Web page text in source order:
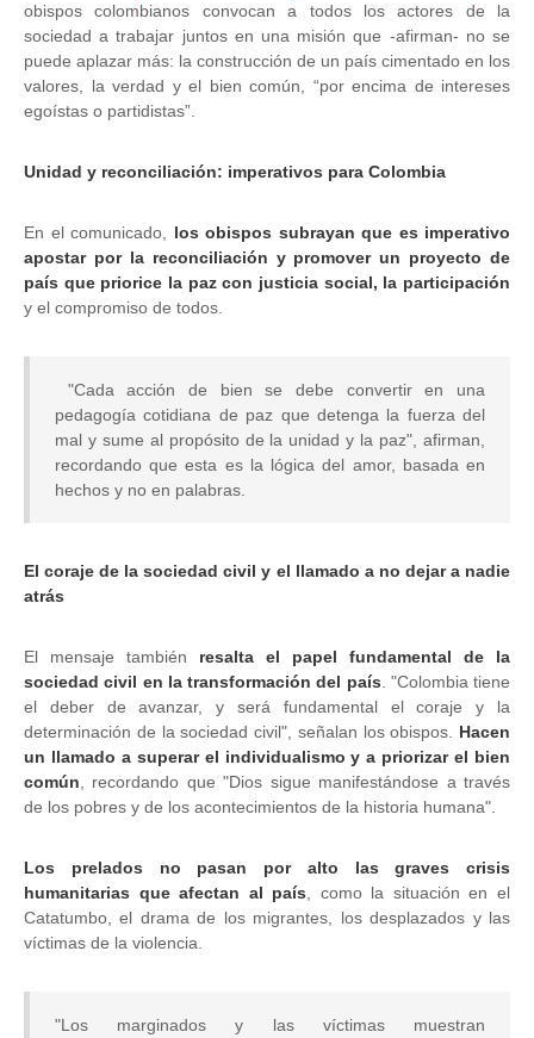
obispos colombianos convocan a todos los actores de la
sociedad a trabajar juntos en una misión que -afirman- no se
puede aplazar más: la construcción de un país cimentado en los
valores, la verdad y el bien común, “por encima de intereses
egoístas o partidistas”.
Unidad y reconciliación: imperativos para Colombia
En el comunicado, los obispos subrayan que es imperativo
apostar por la reconciliación y promover un proyecto de
país que priorice la paz con justicia social, la participación
y el compromiso de todos.
"Cada acción de bien se debe convertir en una
pedagogía cotidiana de paz que detenga la fuerza del
mal y sume al propósito de la unidad y la paz", afirman,
recordando que esta es la lógica del amor, basada en
hechos y no en palabras.
El coraje de la sociedad civil y el llamado a no dejar a nadie
atrás
El mensaje también resalta el papel fundamental de la
sociedad civil en la transformación del país . "Colombia tiene
el deber de avanzar, y será fundamental el coraje y la
determinación de la sociedad civil", señalan los obispos. Hacen
un llamado a superar el individualismo y a priorizar el bien
común , recordando que "Dios sigue manifestándose a través
de los pobres y de los acontecimientos de la historia humana".
Los prelados no pasan por alto las graves crisis
humanitarias que afectan al país , como la situación en el
Catatumbo, el drama de los migrantes, los desplazados y las
víctimas de la violencia.
"Los marginados y las víctimas muestran